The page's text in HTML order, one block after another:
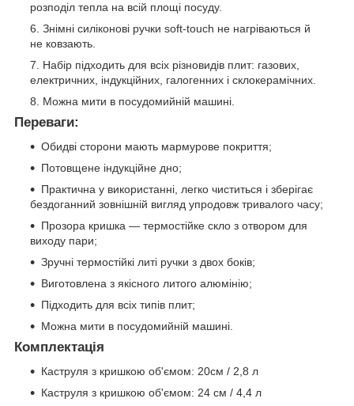
розподіл тепла на всій площі посуду.
Знімні силіконові ручки soft-touch не нагріваються й
не ковзають.
Набір підходить для всіх різновидів плит: газових,
електричних, індукційних, галогенних і склокерамічних.
Можна мити в посудомийній машині.
Переваги:
Обидві сторони мають мармурове покриття;
Потовщене індукційне дно;
Практична у використанні, легко чиститься і зберігає
бездоганний зовнішній вигляд упродовж тривалого часу;
Прозора кришка — термостійке скло з отвором для
виходу пари;
Зручні термостійкі литі ручки з двох боків;
Виготовлена з якісного литого алюмінію;
Підходить для всіх типів плит;
Можна мити в посудомийній машині.
Комплектація
Каструля з кришкою об'ємом: 20см / 2,8 л
Каструля з кришкою об'ємом: 24 см / 4,4 л